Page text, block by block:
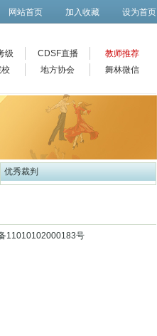
设为首页
加入收藏
网站首页
级 CDSF直播
教师推荐
地方协会 舞林微信
优秀裁判
11010102000183号